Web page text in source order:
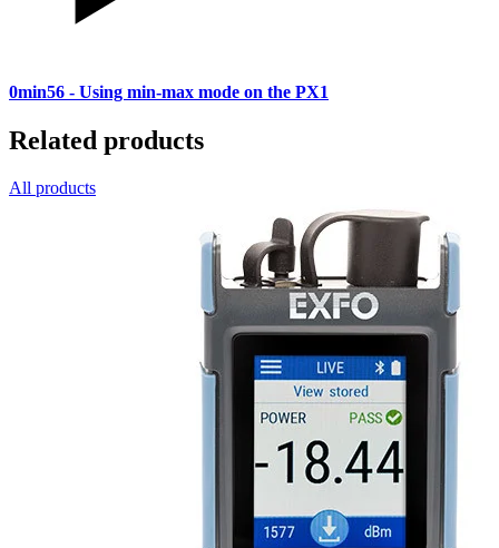
0min56 - Using min-max mode on the PX1
Related products
All products